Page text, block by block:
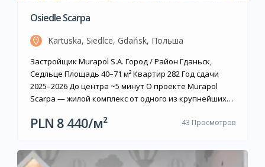
Osiedle Scarpa
Kartuska, Siedlce, Gdańsk, Польша
Застройщик Murapol S.A. Город / Район Гданьск,
Седльце Площадь 40–71 м² Квартир 282 Год сдачи
2025–2026 До центра ~5 минут О проекте Murapol
Scarpa — жилой комплекс от одного из крупнейших
шестиэтажных дома расположены в районе Седльце
подножия Винна Гура […]
PLN 8 440/м² 43 Просмотров